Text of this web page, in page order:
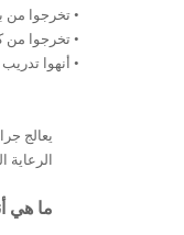
• تخرجوا من
• تخرجوا من
• أنهوا تدريب
يعالج
الرعاية
ما هي